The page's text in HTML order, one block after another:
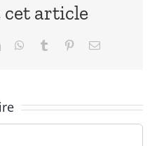
cet article
LinkedInWhatsApp
Tumblr PinterestEmail